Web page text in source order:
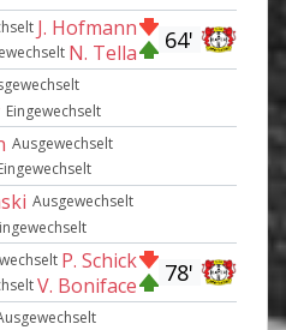
64'
J. Hofmann
N. Tella
Eingewechselt
Ausgewechselt
Ausgewechselt
78'
P. Schick
V. Boniface